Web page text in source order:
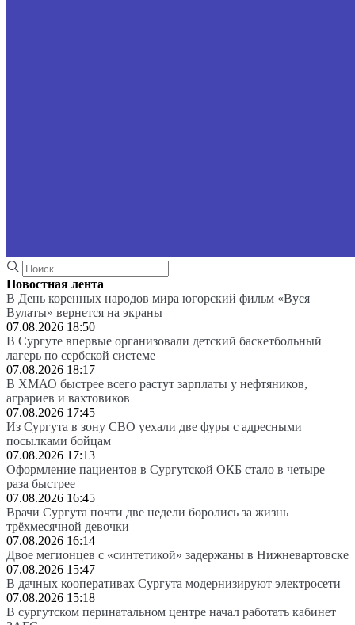
Новостная лента
В День коренных народов мира югорский фильм «Вуся
Вулаты» вернется на экраны
07.08.2026 18:50
В Сургуте впервые организовали детский баскетбольный
лагерь по сербской системе
07.08.2026 18:17
В ХМАО быстрее всего растут зарплаты у нефтяников,
аграриев и вахтовиков
07.08.2026 17:45
Из Сургута в зону СВО уехали две фуры с адресными
посылками бойцам
07.08.2026 17:13
Оформление пациентов в Сургутской ОКБ стало в четыре
раза быстрее
07.08.2026 16:45
Врачи Сургута почти две недели боролись за жизнь
трёхмесячной девочки
07.08.2026 16:14
Двое мегионцев с «синтетикой» задержаны в Нижневартовске
07.08.2026 15:47
В дачных кооперативах Сургута модернизируют электросети
07.08.2026 15:18
В сургутском перинатальном центре начал работать кабинет